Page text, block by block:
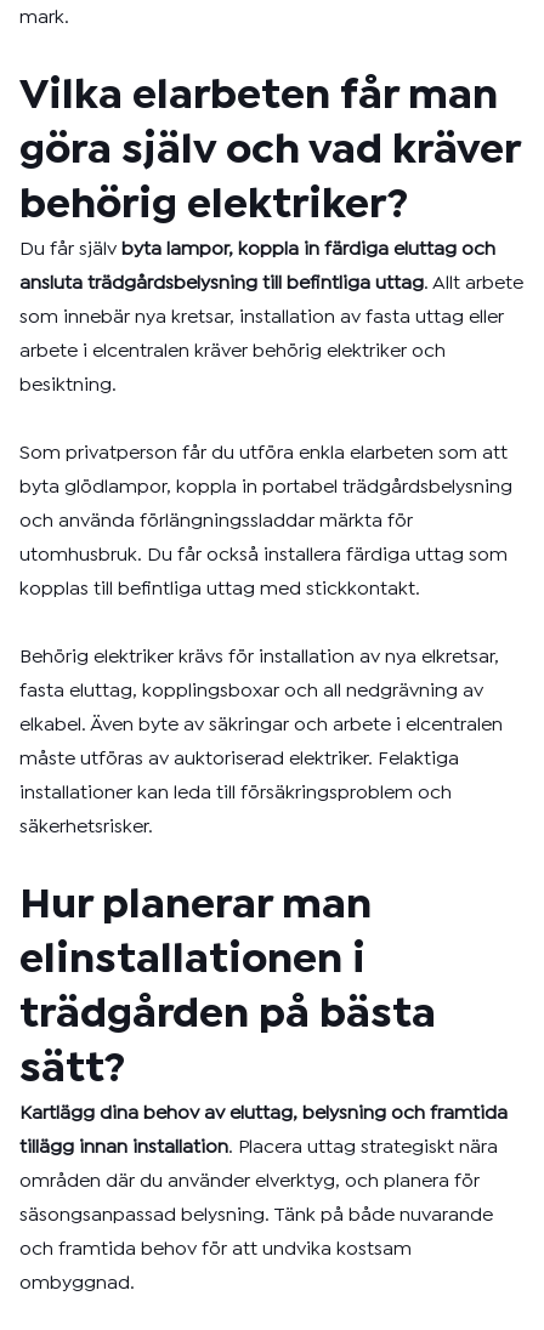
mark.
Vilka elarbeten får man
göra själv och vad kräver
behörig elektriker?
Du får själv byta lampor, koppla in färdiga eluttag och
ansluta trädgårdsbelysning till befintliga uttag. Allt arbete
som innebär nya kretsar, installation av fasta uttag eller
arbete i elcentralen kräver behörig elektriker och
besiktning.
Som privatperson får du utföra enkla elarbeten som att
byta glödlampor, koppla in portabel trädgårdsbelysning
och använda förlängningssladdar märkta för
utomhusbruk. Du får också installera färdiga uttag som
kopplas till befintliga uttag med stickkontakt.
Behörig elektriker krävs för installation av nya elkretsar,
fasta eluttag, kopplingsboxar och all nedgrävning av
elkabel. Även byte av säkringar och arbete i elcentralen
måste utföras av auktoriserad elektriker. Felaktiga
installationer kan leda till försäkringsproblem och
säkerhetsrisker.
Hur planerar man
elinstallationen i
trädgården på bästa
sätt?
Kartlägg dina behov av eluttag, belysning och framtida
tillägg innan installation. Placera uttag strategiskt nära
områden där du använder elverktyg, och planera för
säsongsanpassad belysning. Tänk på både nuvarande
och framtida behov för att undvika kostsam
ombyggnad.